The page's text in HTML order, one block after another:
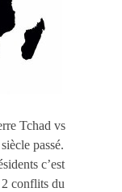
Tchad vs
passé.
c’est
2 conflits du